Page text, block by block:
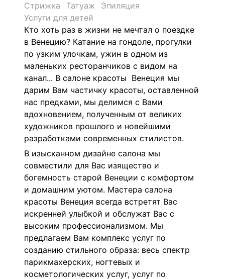
Стрижка
Татуаж
Эпиляция
Услуги для детей
Кто хоть раз в жизни не мечтал о поездке
в Венецию? Катание на гондоле, прогулки
по узким улочкам, ужин в одном из
маленьких ресторанчиков с видом на
канал... В салоне красоты Венеция мы
дарим Вам частичку красоты, оставленной
нас предками, мы делимся с Вами
вдохновением, полученным от великих
художников прошлого и новейшими
разработками современных стилистов.
В изысканном дизайне салона мы
совместили для Вас изящество и
богемность старой Венеции с комфортом
и домашним уютом. Мастера салона
красоты Венеция всегда встретят Вас
искренней улыбкой и обслужат Вас с
высоким профессионализмом. Мы
предлагаем Вам комплекс услуг по
созданию стильного образа: весь спектр
парикмахерских, ногтевых и
косметологических услуг, услуг по